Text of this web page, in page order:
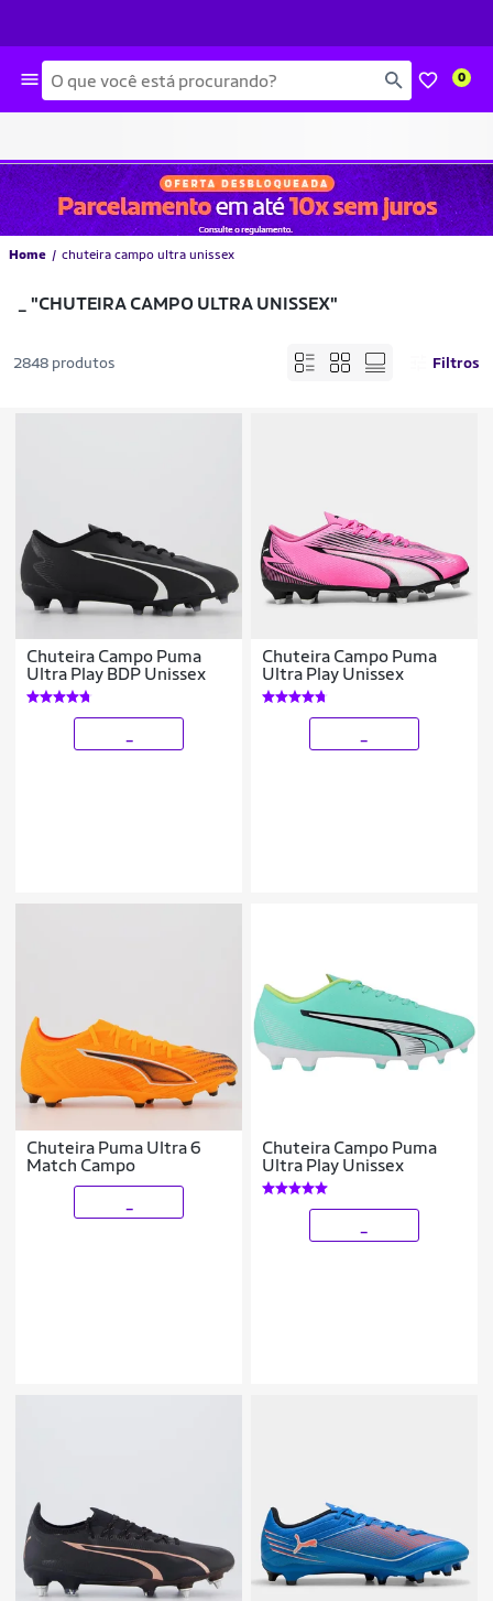
Busca 0
Home chuteira campo ultra unissex
"CHUTEIRA CAMPO ULTRA UNISSEX"
2848 produtos Filtros
Chuteira Campo Puma
Ultra Play BDP Unissex
Chuteira Campo Puma
Ultra Play Unissex
Chuteira Puma Ultra 6
Match Campo
Chuteira Campo Puma
Ultra Play Unissex